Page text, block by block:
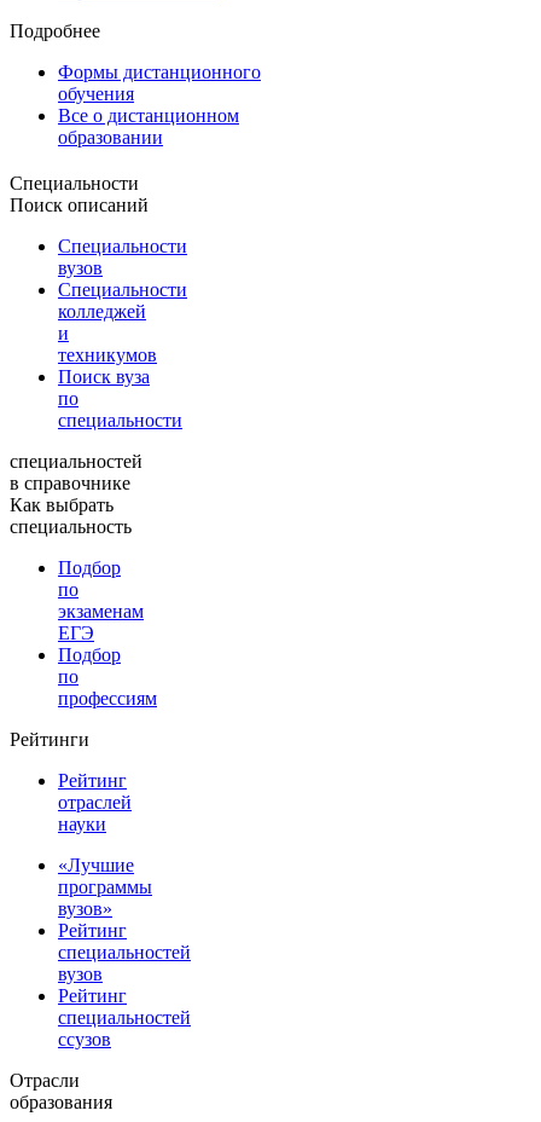
Подробнее
Формы дистанционного
обучения
Все о дистанционном
образовании
Специальности
Поиск описаний
Специальности
вузов
Специальности
колледжей
и
техникумов
Поиск вуза
по
специальности
специальностей
в справочнике
Как выбрать
специальность
Подбор
по
экзаменам
ЕГЭ
Подбор
по
профессиям
Рейтинги
Рейтинг
отраслей
науки
«Лучшие
программы
вузов»
Рейтинг
специальностей
вузов
Рейтинг
специальностей
ссузов
Отрасли
образования